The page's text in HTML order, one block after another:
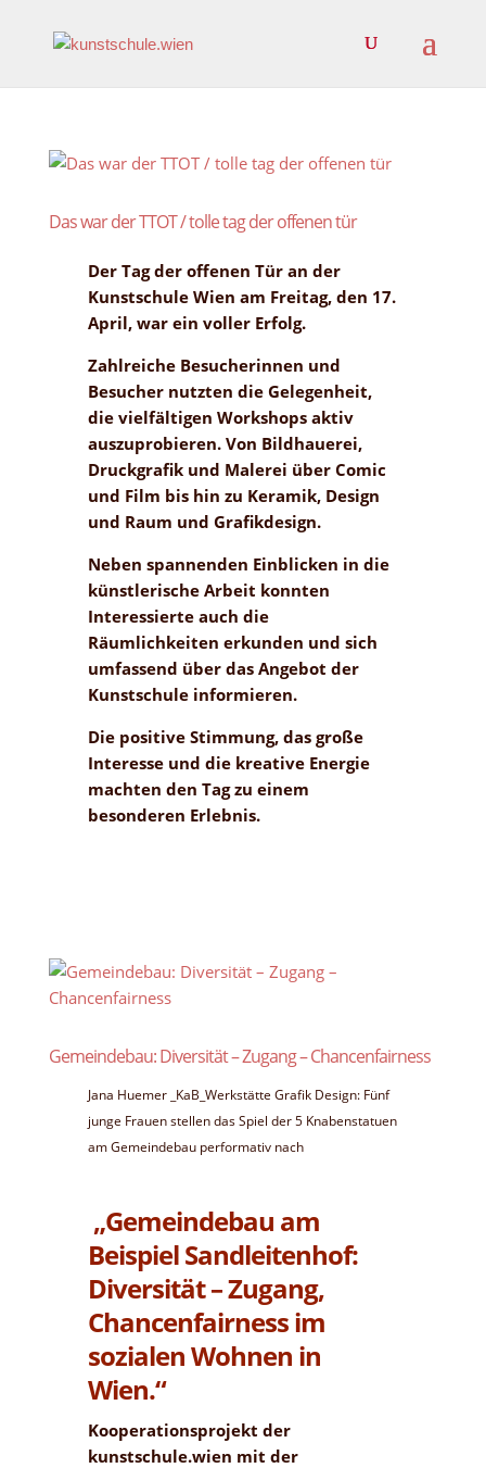
Das war der TTOT / tolle tag der offenen tür
Der Tag der offenen Tür an der
Kunstschule Wien am Freitag, den 17.
April, war ein voller Erfolg.
Zahlreiche Besucherinnen und
Besucher nutzten die Gelegenheit,
die vielfältigen Workshops aktiv
auszuprobieren. Von Bildhauerei,
Druckgrafik und Malerei über Comic
und Film bis hin zu Keramik, Design
und Raum und Grafikdesign.
Neben spannenden Einblicken in die
künstlerische Arbeit konnten
Interessierte auch die
Räumlichkeiten erkunden und sich
umfassend über das Angebot der
Kunstschule informieren.
Die positive Stimmung, das große
Interesse und die kreative Energie
machten den Tag zu einem
besonderen Erlebnis.
Gemeindebau: Diversität – Zugang – Chancenfairness
Jana Huemer _KaB_Werkstätte Grafik Design: Fünf
junge Frauen stellen das Spiel der 5 Knabenstatuen
am Gemeindebau performativ nach
„Gemeindebau am
Beispiel Sandleitenhof:
Diversität – Zugang,
Chancenfairness im
sozialen Wohnen in
Wien.“
Kooperationsprojekt der
kunstschule.wien mit der